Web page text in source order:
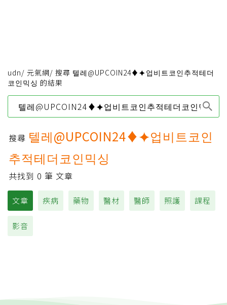
udn/ 元氣網/ 搜尋 텔레@UPCOIN24♦⯌업비트코인추적테더
코인믹싱 的結果
characters for results.
搜尋 텔레@UPCOIN24♦⯌업비트코인
추적테더코인믹싱
共找到 0 筆 文章
文章 疾病 藥物 醫材 醫師 照護 課程
影音